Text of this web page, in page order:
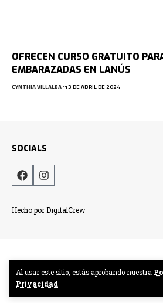
Al usar este sitio, estás aprobando nuestra
Privacidad
OFRECEN CURSO GRATUITO
EMBARAZADAS EN LANÚS
CYNTHIA VILLALBA 13 DE ABRIL DE 2024
SOCIALS
Hecho por DigitalCrew